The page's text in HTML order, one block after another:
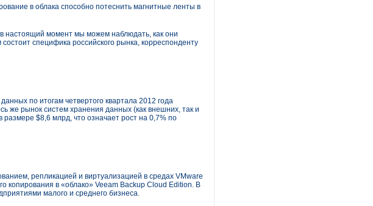
в облака способно потеснить магнитные ленты в
настоящий момент мы можем наблюдать, как они
специфика российского рынка, корреспонденту
по итогам четвертого квартала 2012 года
же рынок систем хранения данных (как внешних, так и
размере $8,6 млрд, что означает рост на 0,7% по
репликацией и виртуализацией в средах VMware
копирования в «облако» Veeam Backup Cloud Edition. В
малого и среднего бизнеса.